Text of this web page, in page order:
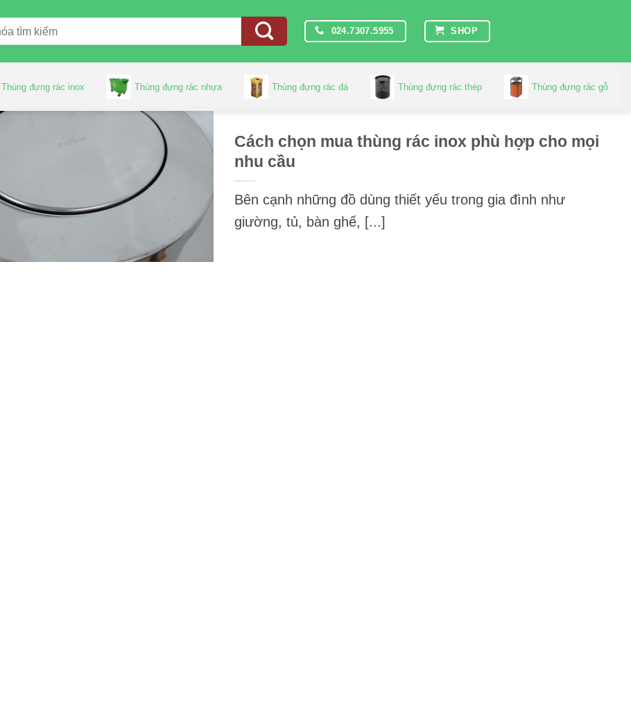
024.7307.5955 SHOP
Thùng đựng rác inox Thùng đựng rác nhựa Thùng đựng rác đá Thùng đựng rác thép Thùng đựng rác gỗ
Cách chọn mua thùng rác inox phù hợp cho mọi
nhu cầu
Bên cạnh những đồ dùng thiết yếu trong gia đình như
giường, tủ, bàn ghế, [...]